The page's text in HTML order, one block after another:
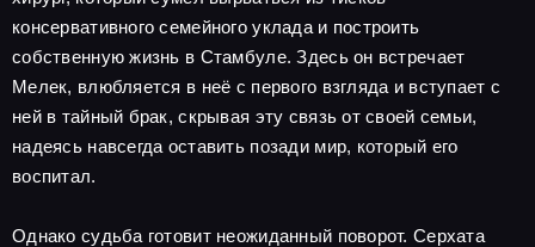
консервативного семейного уклада и построить
собственную жизнь в Стамбуле. Здесь он встречает
Мелек, влюбляется в неё с первого взгляда и вступает с
ней в тайный брак, скрывая эту связь от своей семьи,
надеясь навсегда оставить позади мир, который его
воспитал.
Однако судьба готовит неожиданный поворот. Серхата